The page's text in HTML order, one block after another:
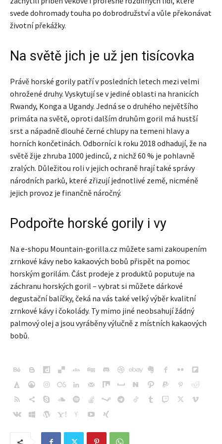
svede dohromady touha po dobrodružství a vůle překonávat
životní překážky.
Na světě jich je už jen tisícovka
Právě horské gorily patří v posledních letech mezi velmi
ohrožené druhy. Vyskytují se v jediné oblasti na hranicích
Rwandy, Konga a Ugandy. Jedná se o druhého největšího
primáta na světě, oproti dalším druhům goril má hustší
srst a nápadně dlouhé černé chlupy na temeni hlavy a
horních končetinách. Odborníci k roku 2018 odhadují, že na
světě žije zhruba 1000 jedinců, z nichž 60 % je pohlavně
zralých. Důležitou roli v jejich ochraně hrají také správy
národních parků, které zřizují jednotlivé země, nicméně
jejich provoz je finančně náročný.
Podpořte horské gorily i vy
Na e-shopu Mountain-gorilla.cz můžete sami zakoupením
zrnkové kávy nebo kakaových bobů přispět na pomoc
horským gorilám. Část prodeje z produktů poputuje na
záchranu horských goril – vybrat si můžete dárkové
degustační balíčky, čeká na vás také velký výběr kvalitní
zrnkové kávy i čokolády. Ty mimo jiné neobsahují žádný
palmový olej a jsou vyráběny výlučně z místních kakaových
bobů.